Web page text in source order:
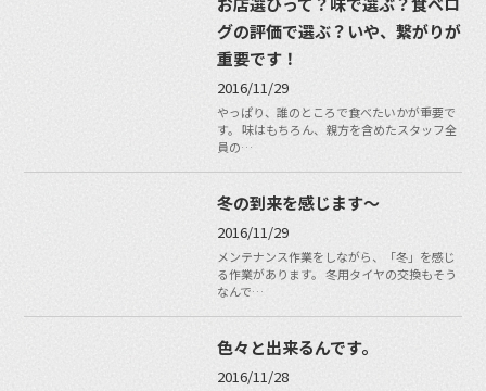
グの評価で選ぶ？いや、繋がりが
重要です！
2016/11/29
やっぱり、誰のところで食べたいかが重要で
す。 味はもちろん、親方を含めたスタッフ全
員の…
冬の到来を感じます～
2016/11/29
メンテナンス作業をしながら、「冬」を感じ
る作業があります。 冬用タイヤの交換もそう
なんで…
色々と出来るんです。
2016/11/28